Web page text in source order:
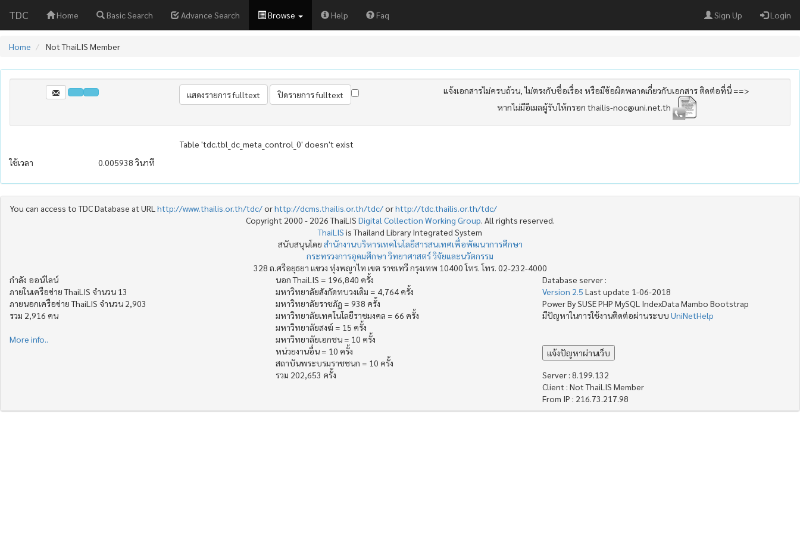
TDC Home Basic Search Advance Search Browse Help Faq Sign Up Login
Home Not ThaiLIS Member
แจ้งเอกสารไม่ครบถ้วน, ไม่ตรงกับชื่อเรื่อง หรือมีข้อผิดพลาดเกี่ยวกับเอกสาร ติดต่อที่นี่ ==>
หากไม่มีอีเมลผู้รับให้กรอก thailis-noc@uni.net.th
Table 'tdc.tbl_dc_meta_control_0' doesn't exist
ใช้เวลา
0.005938 วินาที
You can access to TDC Database at URL http://www.thailis.or.th/tdc/orhttp://dcms.thailis.or.th/tdc/orhttp://tdc.thailis.or.th/tdc/
Copyright 2000 - 2026 ThaiLIS Digital Collection Working Group. All rights reserved.
ThaiLIS is Thailand Library Integrated System
สนับสนุนโดย สำนักงานบริหารเทคโนโลยีสารสนเทศเพื่อพัฒนาการศึกษา
กระทรวงการอุดมศึกษา วิทยาศาสตร์ วิจัยและนวัตกรรม
328 ถ.ศรีอยุธยา แขวง ทุ่งพญาไท เขต ราชเทวี กรุงเทพ 10400 โทร. โทร. 02-232-4000
กำลัง ออน์ไลน์
ภายในเครือข่าย ThaiLIS จำนวน 13
ภายนอกเครือข่าย ThaiLIS จำนวน 2,903
รวม 2,916 คน
More info..
นอก ThaiLIS = 196,840 ครั้ง
มหาวิทยาลัยสังกัดทบวงเดิม = 4,764 ครั้ง
มหาวิทยาลัยราชภัฏ = 938 ครั้ง
มหาวิทยาลัยเทคโนโลยีราชมงคล = 66 ครั้ง
มหาวิทยาลัยสงฆ์ = 15 ครั้ง
มหาวิทยาลัยเอกชน = 10 ครั้ง
หน่วยงานอื่น = 10 ครั้ง
สถาบันพระบรมราชชนก = 10 ครั้ง
รวม 202,653 ครั้ง
Database server :
Version 2.5 Last update 1-06-2018
Power By SUSE PHP MySQL IndexData Mambo Bootstrap
มีปัญหาในการใช้งานติดต่อผ่านระบบ UniNetHelp
Server : 8.199.132
Client : Not ThaiLIS Member
From IP : 216.73.217.98